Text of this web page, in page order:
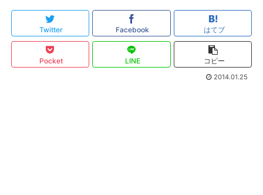
Twitter Facebook はてブ
Pocket LINE コピー
2014.01.25